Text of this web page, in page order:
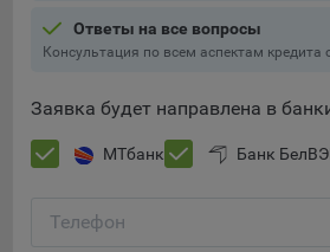
При этом, некоторые браузеры
интернет-сайты в режиме
автоматически удалять сессионные
того, субъект персональных данных
сохраненные файлов cookie выбрав
Подробнее о параметрах управления
Ответы на все вопросы
Консультация по всем аспектам кредита
Заявка будет направлена в
МТбанк Банк
Телефон